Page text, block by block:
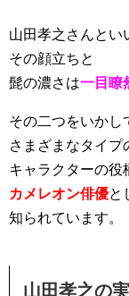
山田孝之さんとい
その顔立ちと
髭の濃さは一目瞭
その二つをいかし
さまざまなタイプ
キャラクターの役
カメレオン俳優と
知られています。
山田孝之の